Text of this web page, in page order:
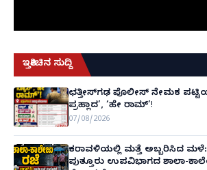
ಇತ್ತೀಚಿನ ಸುದ್ದಿ
ಛತ್ತೀಸ್‌ಗಢ ಪೊಲೀಸ್ ನೇಮಕ
ಪ್ರಹ್ಲಾದ’, ‘ಹೇ ರಾಮ್’!
07/08/2026
ಕರಾವಳಿಯಲ್ಲಿ ಮತ್ತೆ ಅಬ್ಬರಿಸಿದ ಮಳೆ:
ಪುತ್ತೂರು ಉಪವಿಭಾಗದ ಶಾಲಾ-